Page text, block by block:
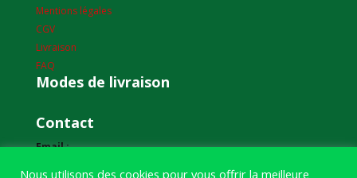
Mentions légales
CGV
Livraison
FAQ
Modes de livraison
Contact
Email :
Nous utilisons des cookies pour vous offrir la meilleure